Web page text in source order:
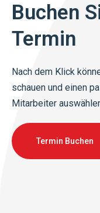
Buchen
Termin
Nach dem Klick
schauen und einen
Mitarbeiter
Termin Buchen